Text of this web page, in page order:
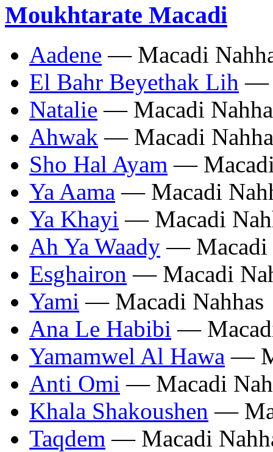
Moukhtarate Macadi
Aadene — Macadi
El Bahr Beyethak Lih —
Natalie — Macadi
Ahwak — Macadi
Sho Hal Ayam —
Ya Aama — Macadi
Ya Khayi — Macadi
Ah Ya Waady — Macadi
Esghairon — Macadi
Yami — Macadi Nahhas
Ana Le Habibi —
Yamamwel Al Hawa —
Anti Omi — Macadi
Khala Shakoushen —
Taqdem — Macadi